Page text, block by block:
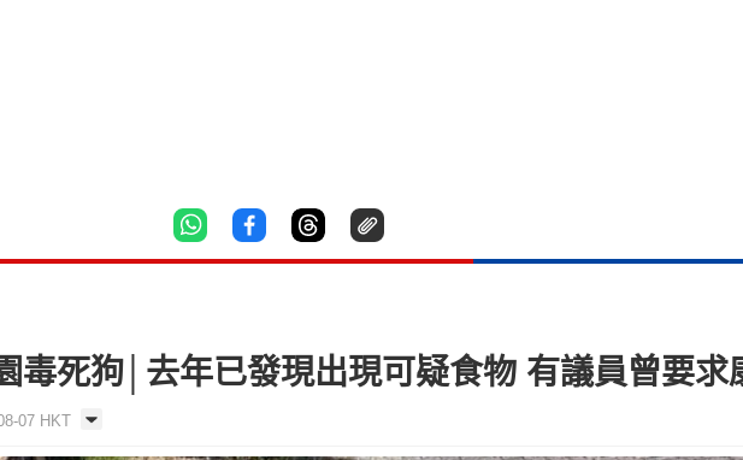
毒死狗│去年已發現出現可疑食物 有議員曾要求
07 HKT